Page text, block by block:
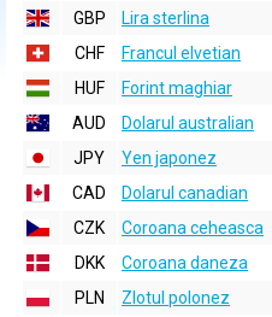
GBP
Lira sterlina
CHF
Francul elvetian
HUF
Forint maghiar
AUD
Dolarul australian
JPY
Yen japonez
CAD
Dolarul canadian
CZK
Coroana ceheasca
DKK
Coroana daneza
PLN
Zlotul polonez